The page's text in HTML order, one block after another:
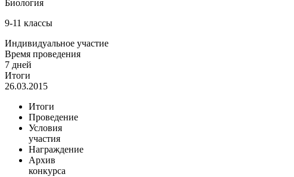
Биология
9-11 классы
Индивидуальное участие
Время проведения
7 дней
Итоги
26.03.2015
Итоги
Проведение
Условия
участия
Награждение
Архив
конкурса